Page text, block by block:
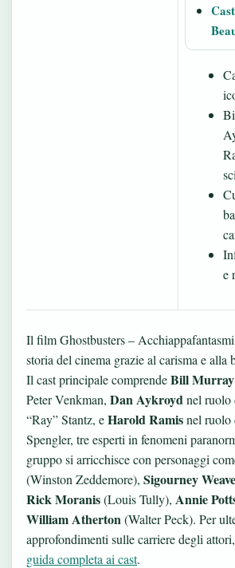
e
Il film Ghostbusters –
storia del cinema grazie al carisma e alla
Il cast principale comprendeBill Murray
Peter Venkman, Dan Aykroydnel ruolo
“Ray” Stantz, eHarold Ramisnel ruolo
Spengler, tre esperti in fenomeni
gruppo si arricchisce con personaggi
(Winston Zeddemore), Sigourney
Rick Moranis(Louis Tully), Annie
William Atherton(Walter Peck). Per
approfondimenti sulle carriere degli
guida completa ai cast.